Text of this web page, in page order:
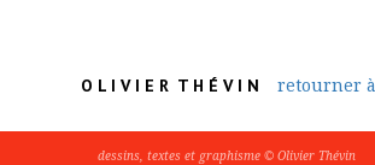
O L I V I E R T H É V I N retourner
dessins, textes et graphisme © Olivier Thévin